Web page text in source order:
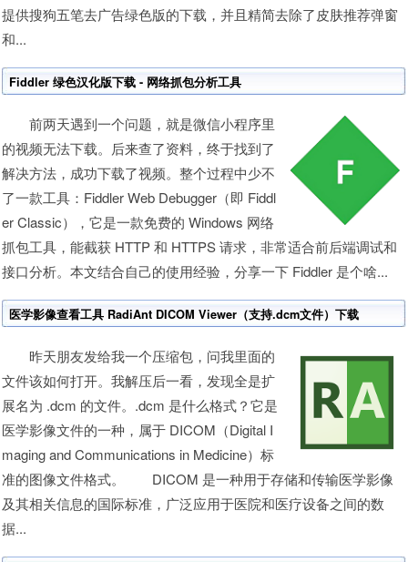
提供搜狗五笔去广告绿色版的下载，并且精简去除了皮肤推荐弹窗
和...
Fiddler 绿色汉化版下载 - 网络抓包分析工具
前两天遇到一个问题，就是微信小程序里
的视频无法下载。后来查了资料，终于找到了
解决方法，成功下载了视频。整个过程中少不
了一款工具：Fiddler Web Debugger（即 Fiddl
er Classic），它是一款免费的 Windows 网络
抓包工具，能截获 HTTP 和 HTTPS 请求，非常适合前后端调试和
接口分析。本文结合自己的使用经验，分享一下 Fiddler 是个啥...
医学影像查看工具 RadiAnt DICOM Viewer（支持.dcm文件）下载
昨天朋友发给我一个压缩包，问我里面的
文件该如何打开。我解压后一看，发现全是扩
展名为 .dcm 的文件。.dcm 是什么格式？它是
医学影像文件的一种，属于 DICOM（Digital I
maging and Communications in Medicine）标
准的图像文件格式。 DICOM 是一种用于存储和传输医学影像
及其相关信息的国际标准，广泛应用于医院和医疗设备之间的数
据...